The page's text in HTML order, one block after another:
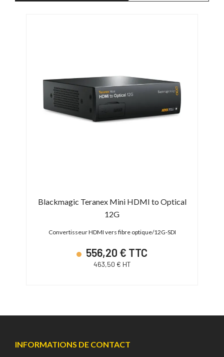
Blackmagic Teranex Mini HDMI to Optical
12G
Convertisseur HDMI vers fibre optique/12G-SDI
556,20 € TTC
463,50 € HT
INFORMATIONS DE CONTACT